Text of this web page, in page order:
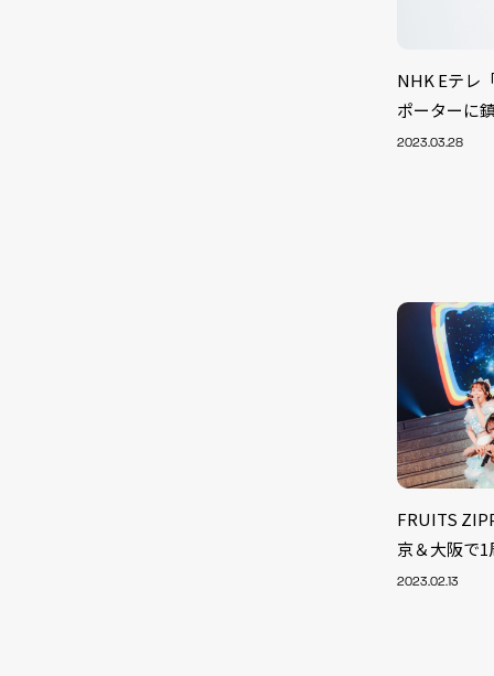
NHK Eテレ
ポーターに
2023.03.28
FRUITS
京＆大阪で
2023.02.13